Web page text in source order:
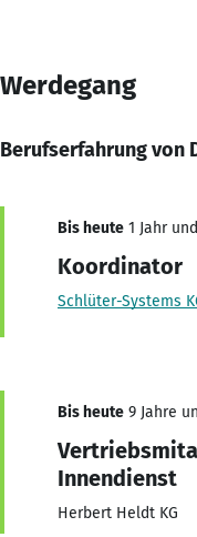
Werdegang
Berufserfahrung von
Bis heute 1 Jahr
Koordinator
Schlüter-Systems
Bis heute 9 Jahre
Innendienst
Herbert Heldt KG